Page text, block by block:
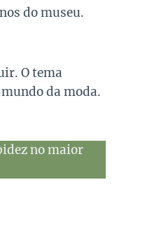
do museu.
O tema
da moda.
no maior